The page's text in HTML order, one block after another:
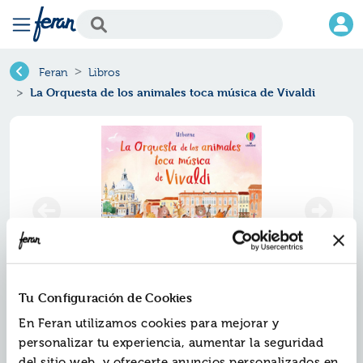
Tu Configuración de Cookies
En Feran utilizamos cookies para mejorar y
personalizar tu experiencia, aumentar la seguridad
Feran Libros
La Orquesta de los animales toca música de Vivaldi
La orquesta de los animales toca
música de vivaldi